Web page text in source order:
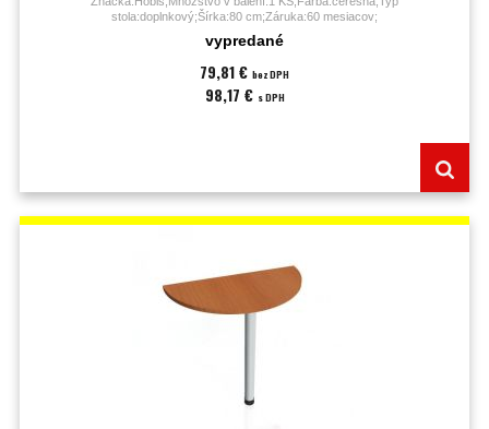
stola:doplnkový;Šírka:80 cm;Záruka:60 mesiacov;
vypredané
79,81 € bez DPH
98,17 € s DPH